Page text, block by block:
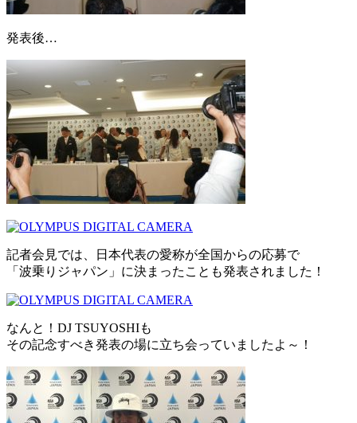
発表後…
記者会見では、日本代表の愛称が全国からの応募で
「波乗りジャパン」に決まったことも発表されました！
なんと！DJ TSUYOSHIも
その記念すべき発表の場に立ち会っていましたよ～！